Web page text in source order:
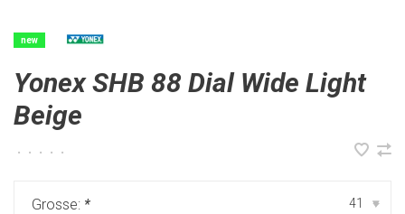
new
Yonex SHB 88 Dial Wide Light
Beige
• • • • •
Grosse: * 41 ▾